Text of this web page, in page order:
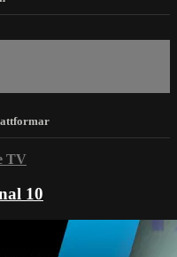
TV
10